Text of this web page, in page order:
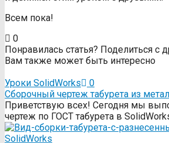
Всем пока!
0
Понравилась статья? Поделиться с
Вам также может быть интересно
Уроки SolidWorks
0
Сборочный чертеж табурета из
Приветствую всех! Сегодня мы
чертеж по ГОСТ табурета в